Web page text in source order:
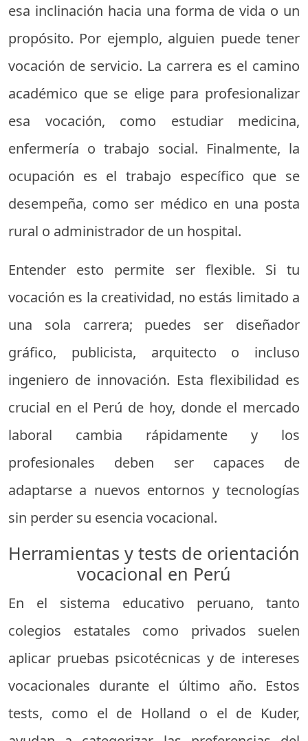
esa inclinación hacia una forma de vida o un
propósito. Por ejemplo, alguien puede tener
vocación de servicio. La carrera es el camino
académico que se elige para profesionalizar
esa vocación, como estudiar medicina,
enfermería o trabajo social. Finalmente, la
ocupación es el trabajo específico que se
desempeña, como ser médico en una posta
rural o administrador de un hospital.
Entender esto permite ser flexible. Si tu
vocación es la creatividad, no estás limitado a
una sola carrera; puedes ser diseñador
gráfico, publicista, arquitecto o incluso
ingeniero de innovación. Esta flexibilidad es
crucial en el Perú de hoy, donde el mercado
laboral cambia rápidamente y los
profesionales deben ser capaces de
adaptarse a nuevos entornos y tecnologías
sin perder su esencia vocacional.
Herramientas y tests de orientación
vocacional en Perú
En el sistema educativo peruano, tanto
colegios estatales como privados suelen
aplicar pruebas psicotécnicas y de intereses
vocacionales durante el último año. Estos
tests, como el de Holland o el de Kuder,